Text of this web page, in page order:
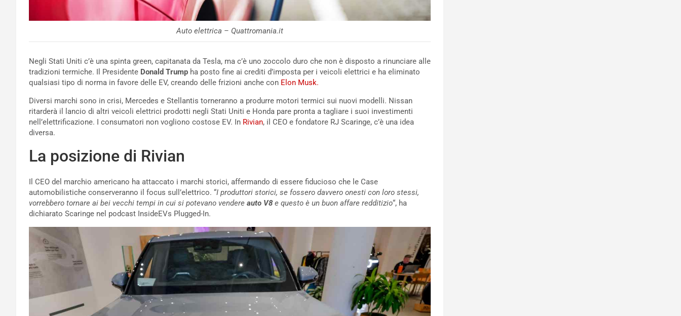
Auto elettrica – Quattromania.it
Negli Stati Uniti c’è una spinta green, capitanata da Tesla, ma c’è uno zoccolo duro che non è disposto a rinunciare alle
tradizioni termiche. Il Presidente Donald Trump ha posto fine ai crediti d’imposta per i veicoli elettrici e ha eliminato
qualsiasi tipo di norma in favore delle EV, creando delle frizioni anche con Elon Musk.
Diversi marchi sono in crisi, Mercedes e Stellantis torneranno a produrre motori termici sui nuovi modelli. Nissan
ritarderà il lancio di altri veicoli elettrici prodotti negli Stati Uniti e Honda pare pronta a tagliare i suoi investimenti
nell’elettrificazione. I consumatori non vogliono costose EV. In Rivian, il CEO e fondatore RJ Scaringe, c’è una idea
diversa.
La posizione di Rivian
Il CEO del marchio americano ha attaccato i marchi storici, affermando di essere fiducioso che le Case
automobilistiche conserveranno il focus sull’elettrico. “I produttori storici, se fossero davvero onesti con loro stessi,
vorrebbero tornare ai bei vecchi tempi in cui si potevano vendere auto V8 e questo è un buon affare redditizio“, ha
dichiarato Scaringe nel podcast InsideEVs Plugged-In.